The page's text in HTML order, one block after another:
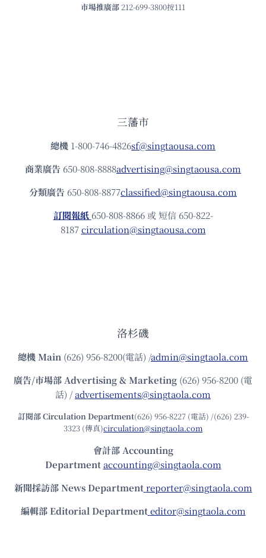
市場推廣部 212-699-3800按111
三藩市
總機 1-800-746-4826sf@singtaousa.com
商業廣告 650-808-8888advertising@singtaousa.com
分類廣告 650-808-8877classified@singtaousa.com
訂閱報紙 650-808-8866 或 短信 650-822-
8187circulation@singtaousa.com
洛杉磯
總機Main (626) 956-8200(電話) /admin@singtaola.com
廣告/市場部Advertising & Marketing (626) 956-8200 (電
話) /advertisements@singtaola.com
訂閱部 Circulation Department(626) 956-8227 (電話) /(626) 239-
3323 (傳真)circulation@singtaola.com
會計部 Accounting
Department accounting@singtaola.com
新聞採訪部 News Department reporter@singtaola.com
編輯部 Editorial Department editor@singtaola.com